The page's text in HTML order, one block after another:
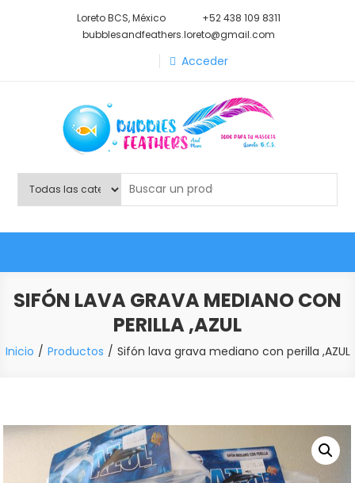
Loreto BCS, México
+52 438 109 8311
bubblesandfeathers.loreto@gmail.com
Acceder
Shop Bubbles Feathers And
More
SIFÓN LAVA GRAVA MEDIANO CON
PERILLA ,AZUL
Inicio Productos Sifón lava grava mediano con perilla ,AZUL